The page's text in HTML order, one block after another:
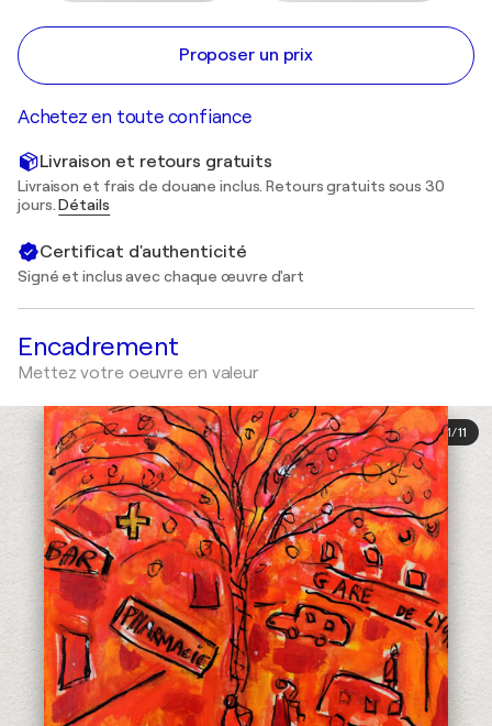
Proposer un prix
Achetez en toute confiance
Livraison et retours gratuits
Livraison et frais de douane inclus. Retours gratuits sous 30
jours.Détails
Certificat d'authenticité
Signé et inclus avec chaque œuvre d'art
Encadrement
Mettez votre oeuvre en valeur
1/11